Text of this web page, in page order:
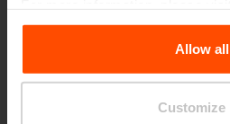
the Processing Personal Data.
Allow all
Customize